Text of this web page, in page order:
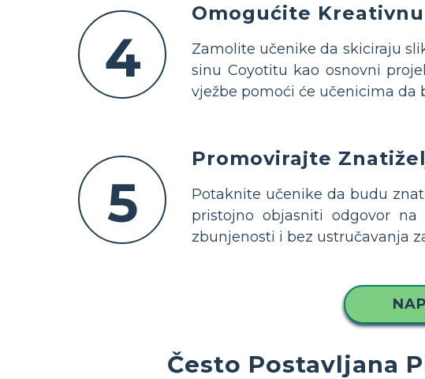
4
Omogućite
Zamolite učenike da skiciraju
sinu Coyotitu kao osnovni
vježbe pomoći će učenicima da
5
Promovirajte
Potaknite učenike da budu
pristojno objasniti odgovor
zbunjenosti i bez ustručavanja
Često Postavljana